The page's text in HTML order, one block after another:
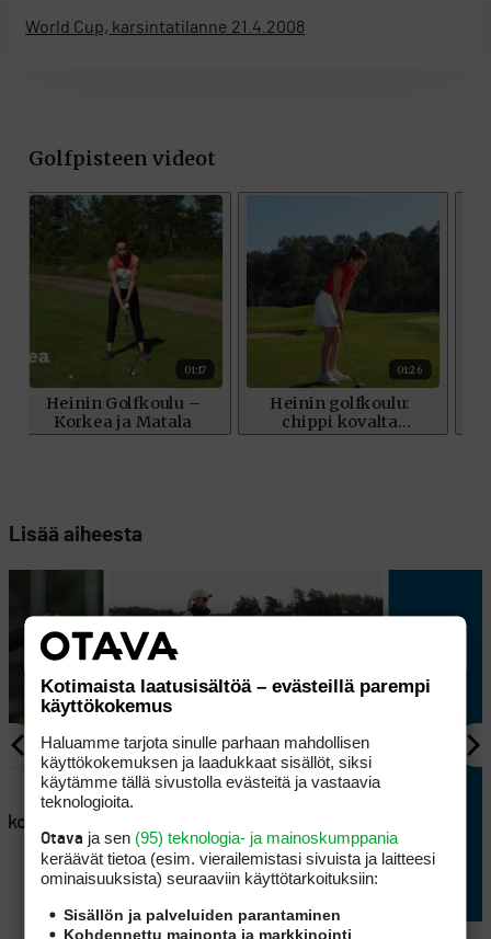
World Cup, karsintatilanne 21.4.2008
Lisää aiheesta
AJANKOHTAISTA
Lappajärvellä kisataan
erikoisessa golftriathlonissa
Kotimaista laatusisältöä – evästeillä parempi
käyttökokemus
Haluamme tarjota sinulle parhaan mahdollisen
käyttökokemuksen ja laadukkaat sisällöt, siksi
käytämme tällä sivustolla evästeitä ja vastaavia
teknologioita.
Otava ja sen (95) teknologia- ja mainoskumppania
keräävät tietoa (esim. vierailemis­tasi sivuista ja laitteesi
ominaisuuk­sista) seuraaviin käyttötarkoituksiin:
Sisällön ja palveluiden parantaminen
Kohdennettu mainonta ja markkinointi